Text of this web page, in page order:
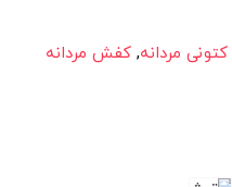
کتونی مردانه, کفش مردانه